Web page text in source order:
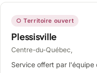
○ Territoire ouvert
Plessisville
Centre-du-Québec,
Service offert par